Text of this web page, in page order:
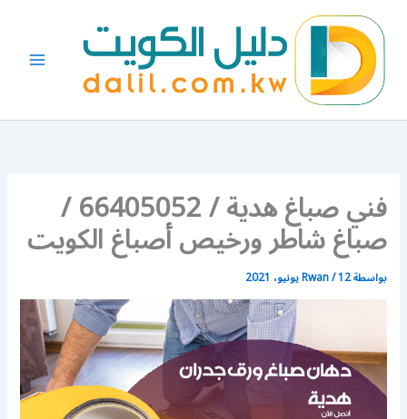
المحتوى
فني صباغ هدية / 66405052 /
صباغ شاطر ورخيص أصباغ الكويت
بواسطة Rwan/12 يونيو، 2021